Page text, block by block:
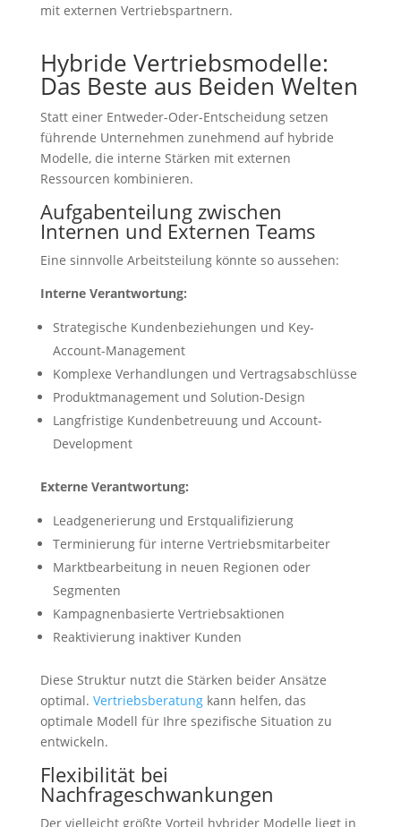
mit externen Vertriebspartnern.
Hybride Vertriebsmodelle:
Das Beste aus Beiden Welten
Statt einer Entweder-Oder-Entscheidung setzen
führende Unternehmen zunehmend auf hybride
Modelle, die interne Stärken mit externen
Ressourcen kombinieren.
Aufgabenteilung zwischen
Internen und Externen Teams
Eine sinnvolle Arbeitsteilung könnte so aussehen:
Interne Verantwortung:
Strategische Kundenbeziehungen und Key-
Account-Management
Komplexe Verhandlungen und Vertragsabschlüsse
Produktmanagement und Solution-Design
Langfristige Kundenbetreuung und Account-
Development
Externe Verantwortung:
Leadgenerierung und Erstqualifizierung
Terminierung für interne Vertriebsmitarbeiter
Marktbearbeitung in neuen Regionen oder
Segmenten
Kampagnenbasierte Vertriebsaktionen
Reaktivierung inaktiver Kunden
Diese Struktur nutzt die Stärken beider Ansätze
optimal. Vertriebsberatungkann helfen, das
optimale Modell für Ihre spezifische Situation zu
entwickeln.
Flexibilität bei
Nachfrageschwankungen
Der vielleicht größte Vorteil hybrider Modelle liegt in